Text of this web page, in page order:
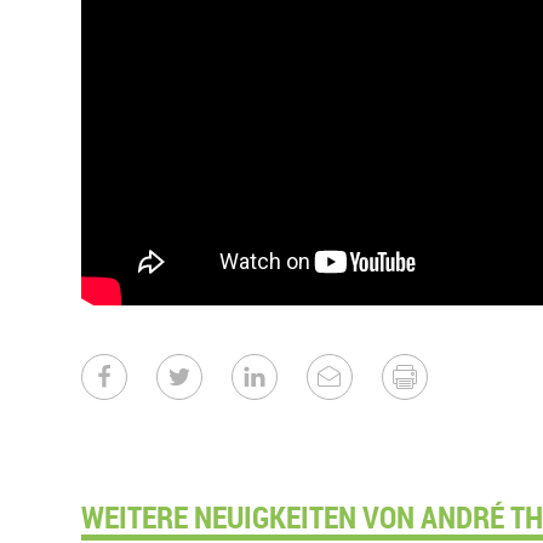
WEITERE NEUIGKEITEN VON ANDRÉ